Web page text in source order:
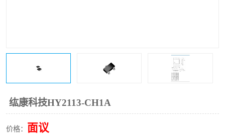
纮康科技HY2113-CH1A
价格： 面议
FT61F021